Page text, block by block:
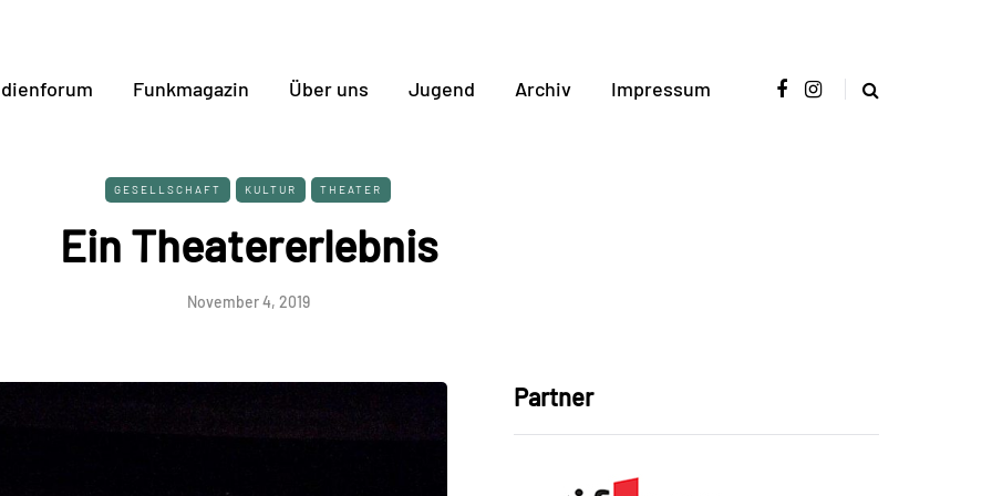
Funkmagazin Über uns Jugend Archiv Impressum
GESELLSCHAFT KULTUR THEATER
Ein Theatererlebnis
November 4, 2019
Partner